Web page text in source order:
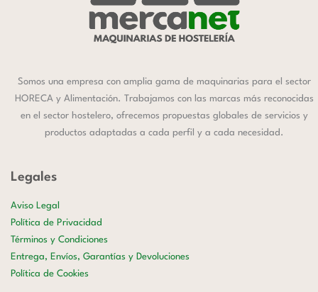
Somos una empresa con amplia gama de maquinarias para el sector
HORECA y Alimentación. Trabajamos con las marcas más reconocidas
en el sector hostelero, ofrecemos propuestas globales de servicios y
productos adaptadas a cada perfil y a cada necesidad.
Legales
Aviso Legal
Política de Privacidad
Términos y Condiciones
Entrega, Envíos, Garantías y Devoluciones
Política de Cookies